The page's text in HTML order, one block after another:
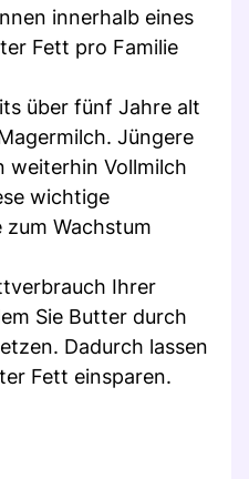
innerhalb eines
Fett pro Familie
über fünf Jahre alt
Jüngere
weiterhin Vollmilch
wichtige
Wachstum
Ihrer
Sie Butter durch
Dadurch lassen
Fett einsparen.